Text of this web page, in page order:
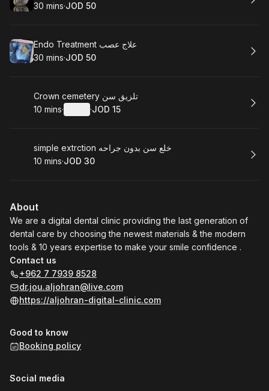
.Duration:
30 mins·
. Price:
JOD 50
Book Endo Treatment علاج عصب
.Duration:
30 mins·
. Price:
JOD 50
Book Crown cemetery تلزيق سن
.Duration:
10 mins· ·
. Price
JOD 15
Book simple extrction خلع سن بدون جراحه
.Duration:
10 mins·
. Price:
JOD 30
About
We are a digital dental clinic providing the last generation of
dental care by choosing the newest materials & the modern
tools & 10 years expertise to make your smile confidence .
Contact us
+962 7 7939 8528
dr.jou.aljohran@live.com
https://aljohran-digital-clinic.com
Good to know
Booking policy
Social media